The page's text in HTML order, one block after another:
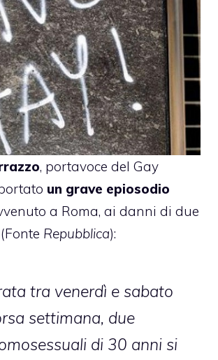
, portavoce del Gay
un grave epiosodio
a Roma, ai danni di due
Repubblica):
tra venerdì e sabato
settimana, due
di 30 anni si